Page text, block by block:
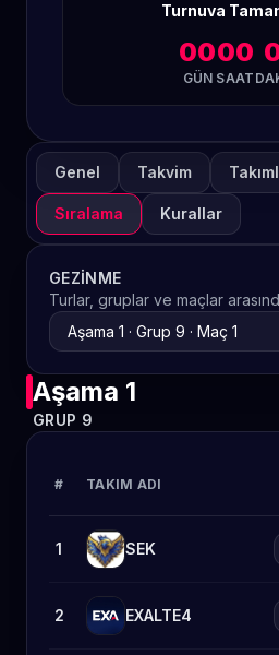
Turnuva
00
GÜN
00
SAAT
Genel Takvim
Sıralama Kurallar
GEZINME
Turlar, gruplar ve maçlar
Aşama 1
GRUP 9
# TAKIM ADI
1 SEK
2 EXALTE4